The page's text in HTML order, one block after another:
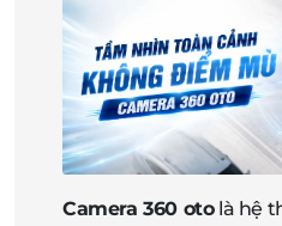
Camera 360 otolà hệ